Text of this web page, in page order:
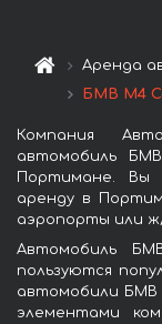
Аренда
БМВ M4
Компания
автомобиль
Портимане. Вы
аренду в
аэропорты или
Автомобиль
пользуются
автомобили БМВ
элементами